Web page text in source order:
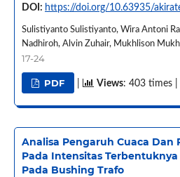
DOI: https://doi.org/10.63935/
Sulistiyanto Sulistiyanto, Wira Antoni
Nadhiroh, Alvin Zuhair, Mukhlison
17-24
PDF Views: 403 times
Analisa Pengaruh Cuaca Dan
Pada Intensitas
Pada Bushing Trafo